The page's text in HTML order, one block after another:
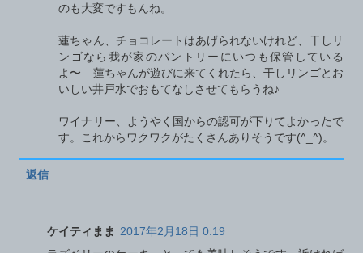
のも大変ですもんね。
蓮ちゃん、チョコレートはあげられないけれど、干しリ
ンゴなら我が家のパントリーにいつも保管している
よ〜 蓮ちゃんが遊びに来てくれたら、干しリンゴとお
いしい井戸水でおもてなしさせてもらうね♪
ワイナリー、ようやく国からの認可が下りてよかったで
す。これからワクワクがたくさんありそうです(^_^)。
返信
ケイティまま
2017年2月18日 0:19